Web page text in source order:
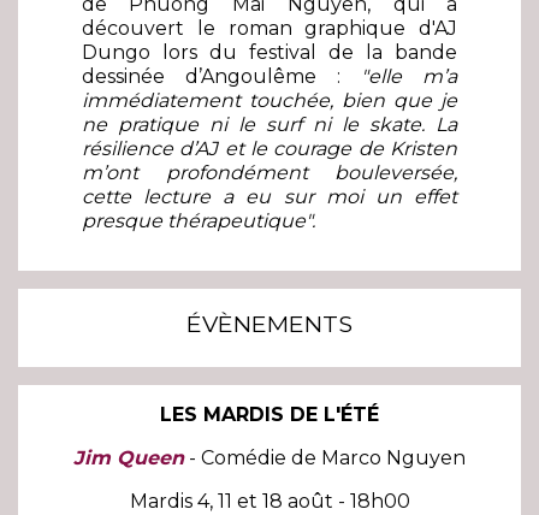
découvert le roman graphique d'AJ
Dungo lors du festival de la bande
dessinée d’Angoulême :
"elle m’a
immédiatement touchée, bien que je
ne pratique ni le surf ni le skate. La
résilience d’AJ et le courage de Kristen
m’ont profondément bouleversée,
cette lecture a eu sur moi un effet
presque thérapeutique".
ÉVÈNEMENTS
LES MARDIS DE L'ÉTÉ
Jim Queen- Comédie de Marco Nguyen
Mardis 4, 11 et 18 août - 18h00